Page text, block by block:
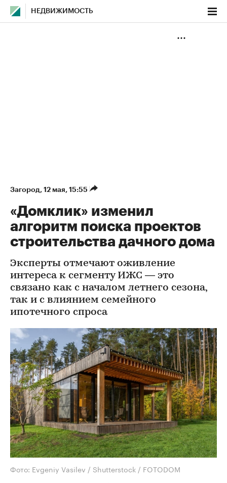
НЕДВИЖИМОСТЬ
Загород⁠, 12 мая, 15:55
«Домклик» изменил
алгоритм поиска проектов
строительства дачного дома
Эксперты отмечают оживление
интереса к сегменту ИЖС — это
связано как с началом летнего сезона,
так и с влиянием семейного
ипотечного спроса
Фото: Evgeniy Vasilev / Shutterstock / FOTODOM